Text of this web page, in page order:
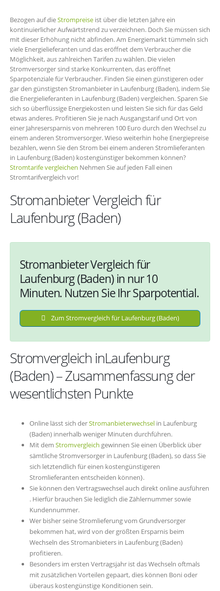
Bezogen auf dieStrompreise ist über die letzten Jahre ein
kontinuierlicher Aufwärtstrend zu verzeichnen. Doch Sie müssen sich
mit dieser Erhöhung nicht abfinden. Am Energiemarkt tümmeln sich
viele Energielieferanten und das eröffnet dem Verbraucher die
Möglichkeit, aus zahlreichen Tarifen zu wählen. Die vielen
Stromversorger sind starke Konkurrenten, das eröffnet
Sparpotenziale für Verbraucher. Finden Sie einen günstigeren oder
gar den günstigsten Stromanbieter in Laufenburg (Baden), indem Sie
die Energielieferanten in Laufenburg (Baden) vergleichen. Sparen Sie
sich so überflüssige Energiekosten und leisten Sie sich für das Geld
etwas anderes. Profitieren Sie je nach Ausgangstarif und Ort von
einer Jahresersparnis von mehreren 100 Euro durch den Wechsel zu
einem anderen Stromversorger. Wieso weiterhin hohe Energiepreise
bezahlen, wenn Sie den Strom bei einem anderen Stromlieferanten
in Laufenburg (Baden) kostengünstiger bekommen können?
Stromtarife vergleichen Nehmen Sie auf jeden Fall einen
Stromtarifvergleich vor!
Stromanbieter Vergleich für
Laufenburg (Baden)
Stromanbieter Vergleich für
Laufenburg (Baden) in nur 10
Minuten. Nutzen Sie Ihr Sparpotential.
Zum Stromvergleich für Laufenburg (Baden)
Stromvergleich inLaufenburg
(Baden) – Zusammenfassung der
wesentlichsten Punkte
Online lässt sich derStromanbieterwechsel in Laufenburg
(Baden) innerhalb weniger Minuten durchführen.
Mit dem Stromvergleich gewinnen Sie einen Überblick über
sämtliche Stromversorger in Laufenburg (Baden), so dass Sie
sich letztendlich für einen kostengünstigeren
Stromlieferanten entscheiden können}.
Sie können den Vertragswechsel auch direkt online ausführen
. Hierfür brauchen Sie lediglich die Zählernummer sowie
Kundennummer.
Wer bisher seine Stromlieferung vom Grundversorger
bekommen hat, wird von der größten Ersparnis beim
Wechseln des Stromanbieters in Laufenburg (Baden)
profitieren.
Besonders im ersten Vertragsjahr ist das Wechseln oftmals
mit zusätzlichen Vorteilen gepaart, dies können Boni oder
überaus kostengünstige Konditionen sein.